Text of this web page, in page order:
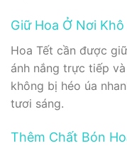
Giữ Hoa Ở Nơi
Hoa Tết cần được
ánh nắng trực tiếp
không bị héo úa
tươi sáng.
Thêm Chất Bón